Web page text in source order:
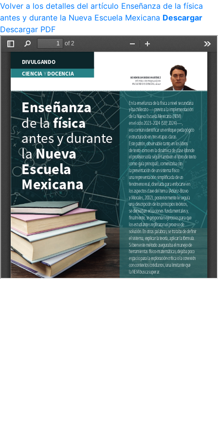
Volver a los detalles del artículo Enseñanza de la física
antes y durante la Nueva Escuela Mexicana Descargar
Descargar PDF